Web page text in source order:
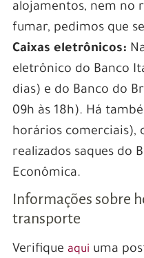
alojamentos, nem no
fumar, pedimos que
Caixas eletrônicos:
eletrônico do Banco
dias) e do Banco do
09h às 18h). Há
horários comerciais),
realizados saques do
Econômica.
Informações sobre
transporte
Verifique aqui uma